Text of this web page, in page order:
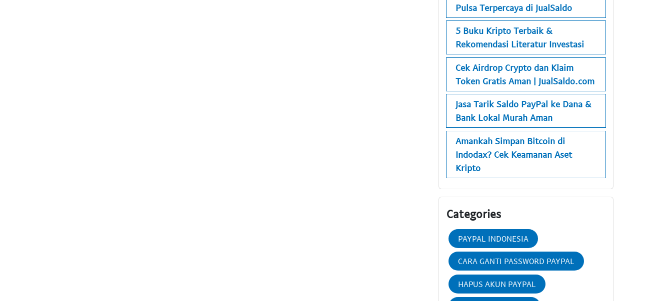
Pulsa Terpercaya di JualSaldo
5 Buku Kripto Terbaik &
Rekomendasi Literatur Investasi
Cek Airdrop Crypto dan Klaim
Token Gratis Aman | JualSaldo.com
Jasa Tarik Saldo PayPal ke Dana &
Bank Lokal Murah Aman
Amankah Simpan Bitcoin di
Indodax? Cek Keamanan Aset
Kripto
Categories
PAYPAL INDONESIA
CARA GANTI PASSWORD PAYPAL
HAPUS AKUN PAYPAL